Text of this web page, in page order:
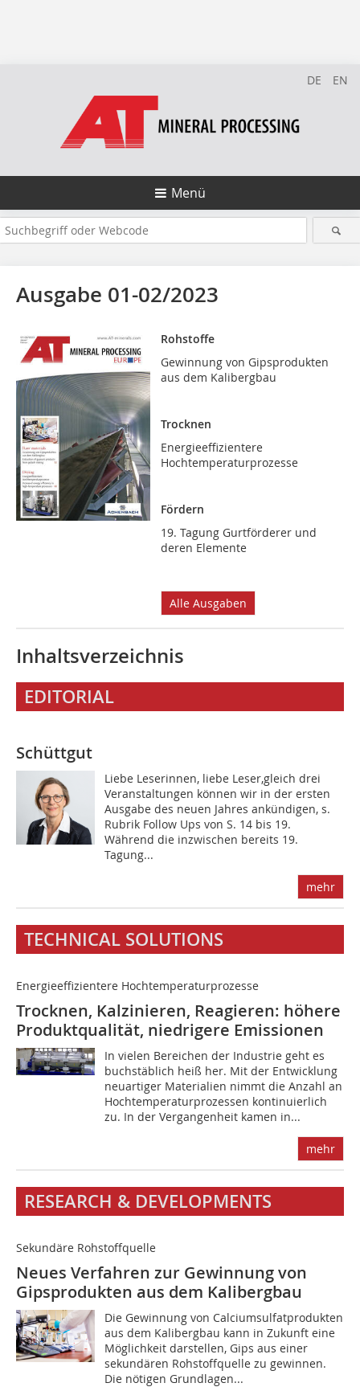
DE EN
Menü
Ausgabe 01-02/2023
Rohstoffe
Gewinnung von Gipsprodukten
aus dem Kalibergbau
Trocknen
Energieeffizientere
Hochtemperaturprozesse
Fördern
19. Tagung Gurtförderer und
deren Elemente
Alle Ausgaben
Inhaltsverzeichnis
EDITORIAL
Schüttgut
Liebe Leserinnen, liebe Leser,gleich drei
Veranstaltungen können wir in der ersten
Ausgabe des neuen Jahres ankündigen, s.
Rubrik Follow Ups von S. 14 bis 19.
Während die inzwischen bereits 19.
Tagung...
mehr
TECHNICAL SOLUTIONS
Energieeffizientere Hochtemperaturprozesse
Trocknen, Kalzinieren, Reagieren: höhere
Produktqualität, niedrigere Emissionen
In vielen Bereichen der Industrie geht es
buchstäblich heiß her. Mit der Entwicklung
neuartiger Materialien nimmt die Anzahl an
Hochtemperaturprozessen kontinuierlich
zu. In der Vergangenheit kamen in...
mehr
RESEARCH & DEVELOPMENTS
Sekundäre Rohstoffquelle
Neues Verfahren zur Gewinnung von
Gipsprodukten aus dem Kalibergbau
Die Gewinnung von Calciumsulfatprodukten
aus dem Kalibergbau kann in Zukunft eine
Möglichkeit darstellen, Gips aus einer
sekundären Rohstoffquelle zu gewinnen.
Die nötigen Grundlagen...